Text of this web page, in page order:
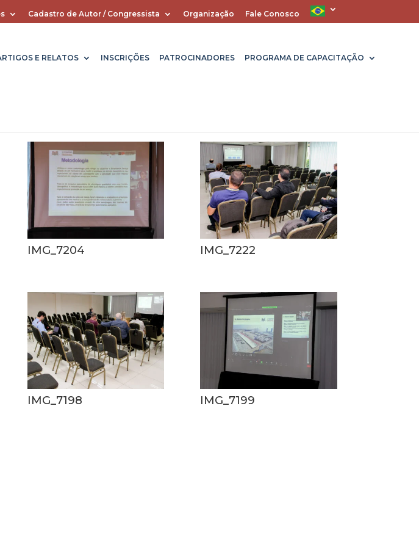
Cadastro de Autor / Congressista Organização Fale Conosco
E RELATOS INSCRIÇÕES PATROCINADORES PROGRAMA DE CAPACITAÇÃO
IMG_7204 IMG_7222
IMG_7198 IMG_7199